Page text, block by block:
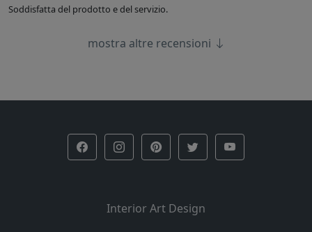
Soddisfatta del prodotto e del servizio.
mostra altre recensioni
Interior Art Design